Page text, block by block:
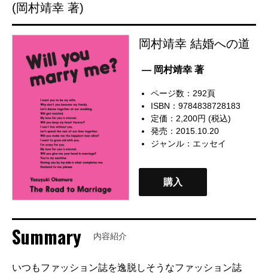
(岡村靖幸 著)
岡村靖幸 結婚への道
— 岡村靖幸 著
ページ数：292頁
ISBN：9784838728183
定価：2,200円 (税込)
発売：2015.10.20
ジャンル： エッセイ
購入
Summary 内容紹介
いつもファッション誌を逸脱しそうなファッション誌